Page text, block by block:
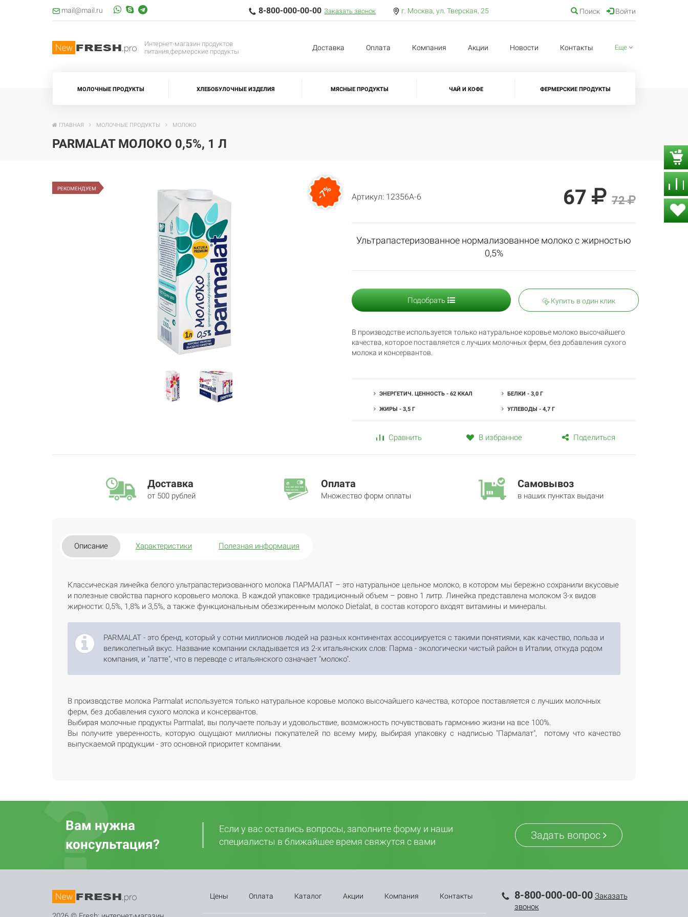
mail@mail.ru 8-800-000-00-00 Заказать звонок г. Москва, ул. Тверская, 25 Поиск Войти
Интернет-магазин продуктов
питания,фермерские продукты
Доставка Оплата Компания Акции Новости Контакты Еще
МОЛОЧНЫЕ ПРОДУКТЫ ХЛЕБОБУЛОЧНЫЕ ИЗДЕЛИЯ МЯСНЫЕ ПРОДУКТЫ ЧАЙ И КОФЕ ФЕРМЕРСКИЕ ПРОДУКТЫ
ГЛАВНАЯ МОЛОЧНЫЕ ПРОДУКТЫ МОЛОКО
PARMALAT МОЛОКО 0,5%, 1 Л
-7%
РЕКОМЕНДУЕМ
Артикул: 12356А-6 67 72
Ультрапастеризованное нормализованное молоко с жирностью
0,5%
Подобрать Купить в один клик
В производстве используется только натуральное коровье молоко высочайшего
качества, которое поставляется с лучших молочных ферм, без добавления сухого
молока и консервантов.
ЭНЕРГЕТИЧ. ЦЕННОСТЬ - 62 ККАЛ БЕЛКИ - 3,0 Г
ЖИРЫ - 3,5 Г УГЛЕВОДЫ - 4,7 Г
Сравнить В избранное Поделиться
Доставка
от 500 рублей
Оплата
Множество форм оплаты
Самовывоз
в наших пунктах выдачи
Описание Характеристики Полезная информация
Классическая линейка белого ультрапастеризованного молока ПАРМАЛАТ – это натуральное цельное молоко, в котором мы бережно сохранили вкусовые
и полезные свойства парного коровьего молока. В каждой упаковке традиционный объем – ровно 1 литр. Линейка представлена молоком 3-х видов
жирности: 0,5%, 1,8% и 3,5%, а также функциональным обезжиренным молоко Dietalat, в состав которого входят витамины и минералы.
PARMALAT - это бренд, который у сотни миллионов людей на разных континентах ассоциируется с такими понятиями, как качество, польза и
великолепный вкус. Название компании складывается из 2-х итальянских слов: Парма - экологически чистый район в Италии, откуда родом
компания, и "латте", что в переводе с итальянского означает "молоко".
В производстве молока Parmalat используется только натуральное коровье молоко высочайшего качества, которое поставляется с лучших молочных
ферм, без добавления сухого молока и консервантов.
Выбирая молочные продукты Parmalat, вы получаете пользу и удовольствие, возможность почувствовать гармонию жизни на все 100%.
Вы получите уверенность, которую ощущают миллионы покупателей по всему миру, выбирая упаковку с надписью "Пармалат", потому что качество
выпускаемой продукции - это основной приоритет компании.
Вам нужна
консультация?
Если у вас остались вопросы, заполните форму и наши
специалисты в ближайшее время свяжутся с вами
Задать вопрос
Цены Оплата Каталог Акции Компания Контакты 8-800-000-00-00 Заказать
звонок